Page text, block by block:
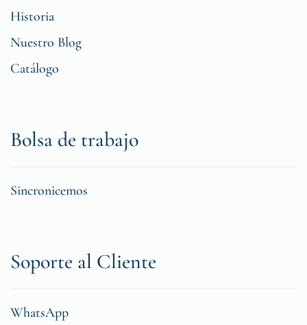
Historia
Nuestro Blog
Catálogo
Bolsa de trabajo
Sincronicemos
Soporte al Cliente
WhatsApp